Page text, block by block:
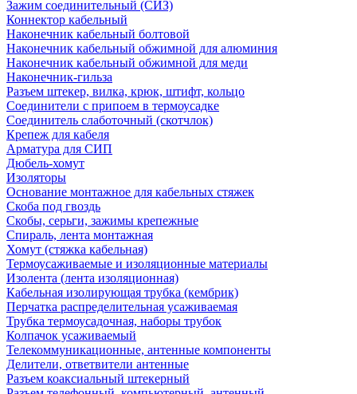
Зажим соединительный (СИЗ)
Коннектор кабельный
Наконечник кабельный болтовой
Наконечник кабельный обжимной для алюминия
Наконечник кабельный обжимной для меди
Наконечник-гильза
Разъем штекер, вилка, крюк, штифт, кольцо
Соединители с припоем в термоусадке
Соединитель слаботочный (скотчлок)
Крепеж для кабеля
Арматура для СИП
Дюбель-хомут
Изоляторы
Основание монтажное для кабельных стяжек
Скоба под гвоздь
Скобы, серьги, зажимы крепежные
Спираль, лента монтажная
Хомут (стяжка кабельная)
Термоусаживаемые и изоляционные материалы
Изолента (лента изоляционная)
Кабельная изолирующая трубка (кембрик)
Перчатка распределительная усаживаемая
Трубка термоусадочная, наборы трубок
Колпачок усаживаемый
Телекоммуникационные, антенные компоненты
Делители, ответвители антенные
Разъем коаксиальный штекерный